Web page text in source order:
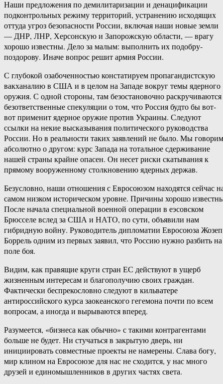
Наши предложения по демилитаризации и денацификации
подконтрольных режиму территорий, устранению исходящих
оттуда угроз безопасности России, включая наши новые земли
— ДНР, ЛНР, Херсонскую и Запорожскую области, — врагу
хорошо известны. Дело за малым: выполнить их подобру-
поздорову. Иначе вопрос решит армия России.
С глубокой озабоченностью констатируем пропагандистскую
вакханалию в США и в целом на Западе вокруг темы ядерного
оружия. С одной стороны, там безостановочно раскручиваются
безответственные спекуляции о том, что Россия будто бы вот-
вот применит ядерное оружие против Украины. Следуют
ссылки на некие высказывания политического руководства
России. Но в реальности таких заявлений не было. Мы говорим
абсолютно о другом: курс Запада на тотальное сдерживание
нашей страны крайне опасен. Он несет риски скатывания к
прямому вооруженному столкновению ядерных держав.
Безусловно, наши отношения с Евросоюзом находятся сейчас
самом низком историческом уровне. Причины хорошо
После начала специальной военной операции в еэсовском
Брюсселе вслед за США и НАТО, по сути, объявили нам
гибридную войну. Руководитель дипломатии Евросоюза Жозеп
Боррель одним из первых заявил, что Россию нужно разбить на
поле боя.
Видим, как правящие круги стран ЕС действуют в ущерб
жизненным интересам и благополучию своих граждан.
Фактически беспрекословно следуют в кильватере
антироссийского курса заокеанского гегемона почти по всем
вопросам, а иногда и вырываются вперед.
Разумеется, «бизнеса как обычно» с такими контрагентами
больше не будет. Ни стучаться в закрытую дверь, ни
инициировать совместные проекты не намерены. Слава богу,
мир клином на Евросоюзе для нас не сходится, у нас много
друзей и единомышленников в других частях света.